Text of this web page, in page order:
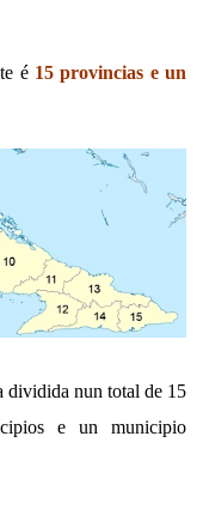
é 15 provincias e un
dividida nun total de 15
e un municipio